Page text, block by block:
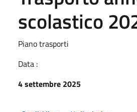
scolastico
Piano trasporti
Data :
4 settembre 2025